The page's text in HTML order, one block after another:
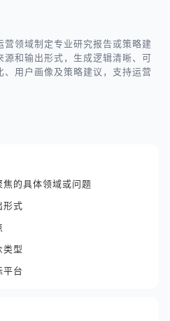
领域制定专业研究报告或策略建
和输出形式，生成逻辑清晰、可
用户画像及策略建议，支持运营
焦的具体领域或问题
形式
类型
平台